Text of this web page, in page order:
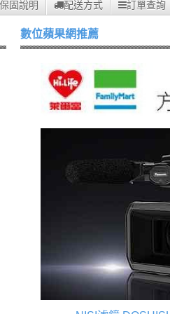
固說明 配送方式 訂單查詢
數位蘋果網推薦